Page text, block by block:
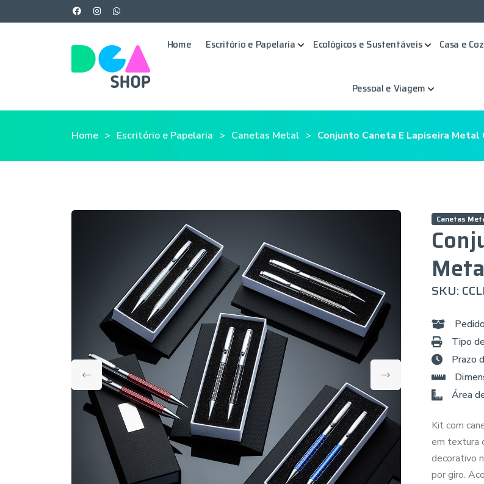
Home Escritório e Papelaria Ecológicos e Sustentáveis Casa e
Pessoal e Viagem
Home Escritório e Papelaria Canetas Metal Conjunto Caneta E Lapiseira Metal
Canetas
SKU:
Tipo
Prazo
Área
Kit com
em textura
decorativo
por giro.